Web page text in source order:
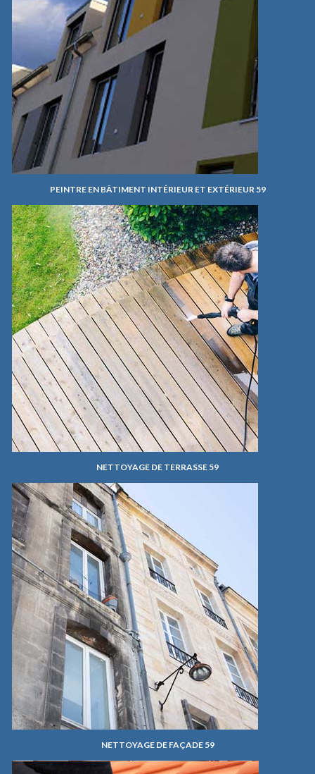
PEINTRE EN BÂTIMENT INTÉRIEUR ET EXTÉRIEUR 59
NETTOYAGE DE TERRASSE 59
NETTOYAGE DE FAÇADE 59